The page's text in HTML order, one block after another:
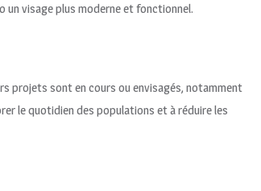
visage plus moderne et fonctionnel.
projets sont en cours ou envisagés, notamment
le quotidien des populations et à réduire les